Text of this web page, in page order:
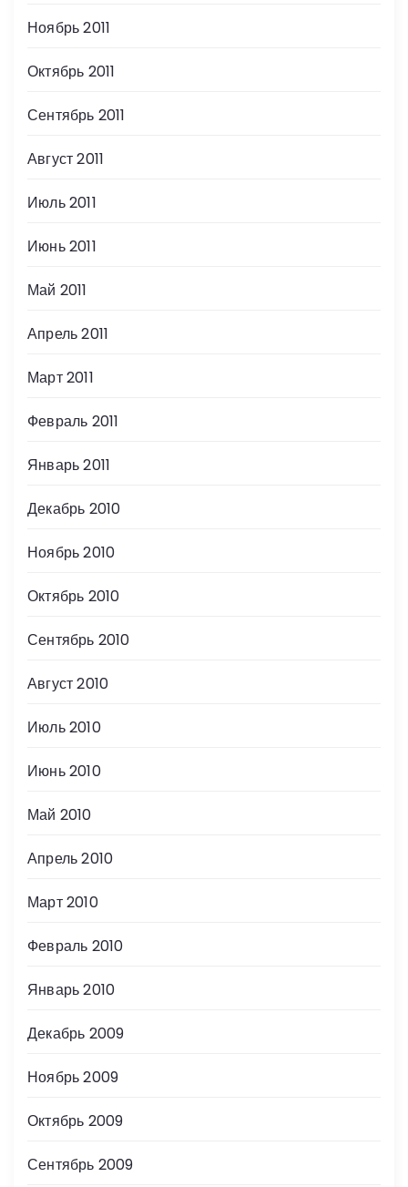
Ноябрь 2011
Октябрь 2011
Сентябрь 2011
Август 2011
Июль 2011
Июнь 2011
Май 2011
Апрель 2011
Март 2011
Февраль 2011
Январь 2011
Декабрь 2010
Ноябрь 2010
Октябрь 2010
Сентябрь 2010
Август 2010
Июль 2010
Июнь 2010
Май 2010
Апрель 2010
Март 2010
Февраль 2010
Январь 2010
Декабрь 2009
Ноябрь 2009
Октябрь 2009
Сентябрь 2009